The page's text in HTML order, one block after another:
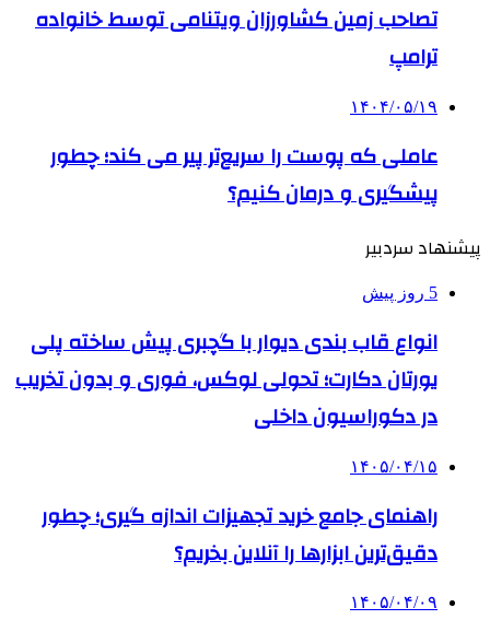
تصاحب زمین کشاورزان ویتنامی توسط خانواده
ترامپ
۱۴۰۴/۰۵/۱۹
عاملی که پوست را سریع‌تر پیر می کند؛ چطور
پیشگیری و درمان کنیم؟
پیشنهاد سردبیر
5 روز پیش
انواع قاب بندی دیوار با گچبری پیش ساخته پلی
یورتان دکارت؛ تحولی لوکس، فوری و بدون تخریب
در دکوراسیون داخلی
۱۴۰۵/۰۴/۱۵
راهنمای جامع خرید تجهیزات اندازه گیری؛ چطور
دقیق‌ترین ابزارها را آنلاین بخریم؟
۱۴۰۵/۰۴/۰۹